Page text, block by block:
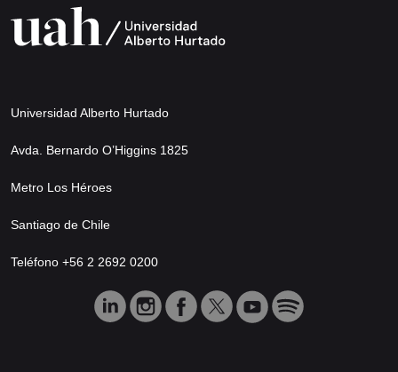
Universidad Alberto Hurtado
Avda. Bernardo O’Higgins 1825
Metro Los Héroes
Santiago de Chile
Teléfono +56 2 2692 0200